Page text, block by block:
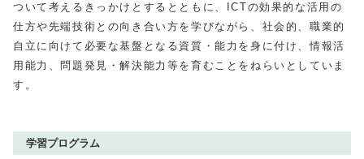
ついて考えるきっかけとするとともに、ICTの効果的な活用の
仕方や先端技術との向き合い方を学びながら、社会的、職業的
自立に向けて必要な基盤となる資質・能力を身に付け、情報活
用能力、問題発見・解決能力等を育むことをねらいとしていま
す。
学習プログラム